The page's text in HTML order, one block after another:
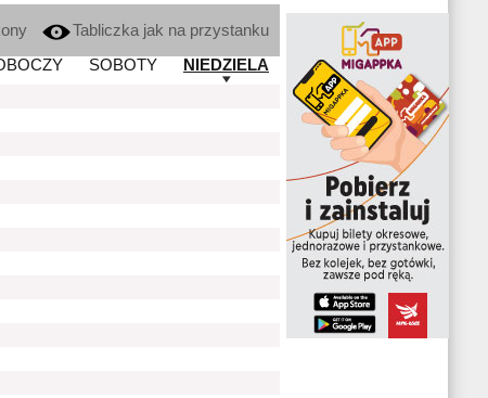
Tabliczka jak na przystanku
SOBOTY
NIEDZIELA